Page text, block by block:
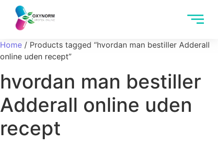
Home / Products tagged “hvordan man bestiller Adderall
online uden recept”
hvordan man bestiller
Adderall online uden
recept